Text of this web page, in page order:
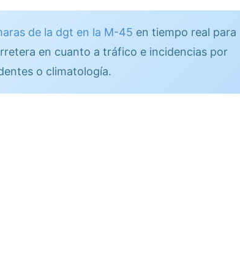
de la dgt en la M-45 en tiempo real para
en cuanto a tráfico e incidencias por
o climatología.